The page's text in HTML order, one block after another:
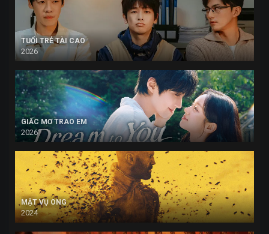
TUỔI TRẺ TÀI CAO
2026
GIẤC MƠ TRAO EM
2026
MẬT VỤ ONG
2024